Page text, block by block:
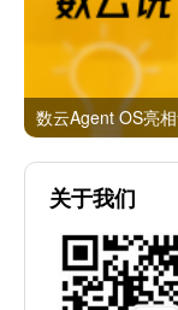
关于我们